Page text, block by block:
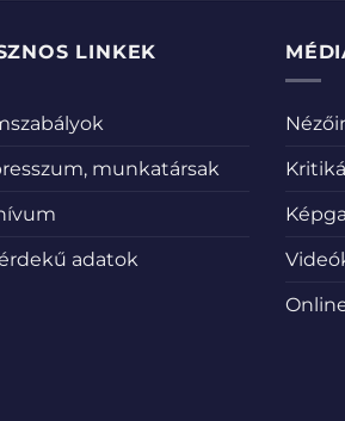
LINKEK
munkatársak
adatok